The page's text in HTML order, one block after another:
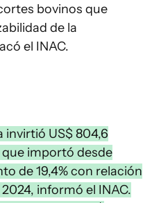
bovinos que
de la
el INAC.
invirtió US$ 804,6
importó desde
de 19,4% con relación
informó el INAC.